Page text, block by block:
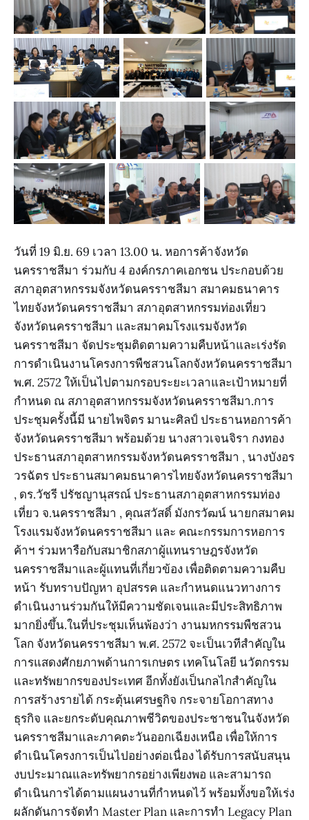
วันที่ 19 มิ.ย. 69 เวลา 13.00 น. หอการค้าจังหวัด
นครราชสีมา ร่วมกับ 4 องค์กรภาคเอกชน ประกอบด้วย
สภาอุตสาหกรรมจังหวัดนครราชสีมา สมาคมธนาคาร
ไทยจังหวัดนครราชสีมา สภาอุตสาหกรรมท่องเที่ยว
จังหวัดนครราชสีมา และสมาคมโรงแรมจังหวัด
นครราชสีมา จัดประชุมติดตามความคืบหน้าและเร่งรัด
การดำเนินงานโครงการพืชสวนโลกจังหวัดนครราชสีมา
พ.ศ. 2572 ให้เป็นไปตามกรอบระยะเวลาและเป้าหมายที่
กำหนด ณ สภาอุตสาหกรรมจังหวัดนครราชสีมา.การ
ประชุมครั้งนี้มี นายไพจิตร มานะศิลป์ ประธานหอการค้า
จังหวัดนครราชสีมา พร้อมด้วย นางสาวเจนจิรา กงทอง
ประธานสภาอุตสาหกรรมจังหวัดนครราชสีมา , นางบังอร
วรฉัตร ประธานสมาคมธนาคารไทยจังหวัดนครราชสีมา
, ดร.วัชรี ปรัชญานุสรณ์ ประธานสภาอุตสาหกรรมท่อง
เที่ยว จ.นครราชสีมา , คุณสวัสดิ์ มังกรวัฒน์ นายกสมาคม
โรงแรมจังหวัดนครราชสีมา และ คณะกรรมการหอการ
ค้าฯ ร่วมหารือกับสมาชิกสภาผู้แทนราษฎรจังหวัด
นครราชสีมาและผู้แทนที่เกี่ยวข้อง เพื่อติดตามความคืบ
หน้า รับทราบปัญหา อุปสรรค และกำหนดแนวทางการ
ดำเนินงานร่วมกันให้มีความชัดเจนและมีประสิทธิภาพ
มากยิ่งขึ้น.ในที่ประชุมเห็นพ้องว่า งานมหกรรมพืชสวน
โลก จังหวัดนครราชสีมา พ.ศ. 2572 จะเป็นเวทีสำคัญใน
การแสดงศักยภาพด้านการเกษตร เทคโนโลยี นวัตกรรม
และทรัพยากรของประเทศ อีกทั้งยังเป็นกลไกสำคัญใน
การสร้างรายได้ กระตุ้นเศรษฐกิจ กระจายโอกาสทาง
ธุรกิจ และยกระดับคุณภาพชีวิตของประชาชนในจังหวัด
นครราชสีมาและภาคตะวันออกเฉียงเหนือ เพื่อให้การ
ดำเนินโครงการเป็นไปอย่างต่อเนื่อง ได้รับการสนับสนุน
งบประมาณและทรัพยากรอย่างเพียงพอ และสามารถ
ดำเนินการได้ตามแผนงานที่กำหนดไว้ พร้อมทั้งขอให้เร่ง
ผลักดันการจัดทำ Master Plan และการทำ Legacy Plan